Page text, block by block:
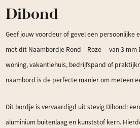
Dibond
Geef jouw voordeur of gevel een persoonlijke
met dit Naambordje Rond – Roze – van 3 mm
woning, vakantiehuis, bedrijfspand of
naambord is de perfecte manier om meteen
Dit bordje is vervaardigd uit stevig Dibond:
aluminium buitenlaag en kunststof kern.